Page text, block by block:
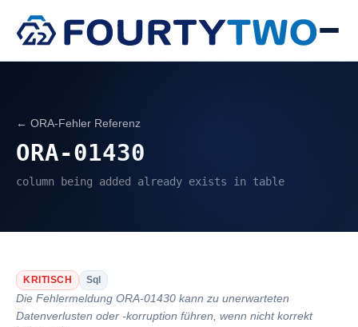
← ORA-Fehler Referenz
ORA-01430
column being added already exists in table
KRITISCH Sql
Die Fehlermeldung ORA-01430 kann zu unerwarteten
Datenverlusten oder -korruption führen, wenn nicht korrekt